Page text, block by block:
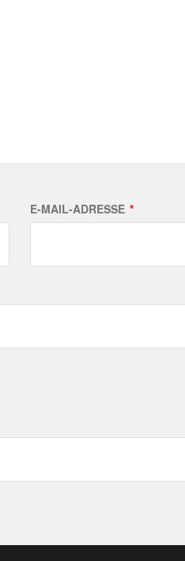
E-MAIL-ADRESSE *